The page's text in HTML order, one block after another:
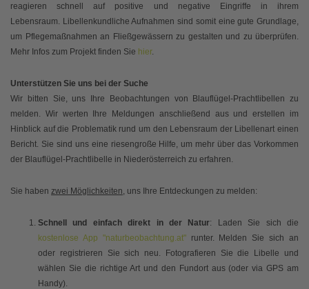
reagieren schnell auf positive und negative Eingriffe in ihrem
Lebensraum. Libellenkundliche Aufnahmen sind somit eine gute Grundlage,
um Pflegemaßnahmen an Fließgewässern zu gestalten und zu überprüfen.
Mehr Infos zum Projekt finden Sie hier.
Unterstützen Sie uns bei der Suche
Wir bitten Sie, uns Ihre Beobachtungen von Blauflügel-Prachtlibellen zu
melden. Wir werten Ihre Meldungen anschließend aus und erstellen im
Hinblick auf die Problematik rund um den Lebensraum der Libellenart einen
Bericht. Sie sind uns eine riesengroße Hilfe, um mehr über das Vorkommen
der Blauflügel-Prachtlibelle in Niederösterreich zu erfahren.
Sie haben zwei Möglichkeiten, uns Ihre Entdeckungen zu melden:
Schnell und einfach direkt in der Natur: Laden Sie sich die
kostenlose App "naturbeobachtung.at"runter. Melden Sie sich an
oder registrieren Sie sich neu. Fotografieren Sie die Libelle und
wählen Sie die richtige Art und den Fundort aus (oder via GPS am
Handy).